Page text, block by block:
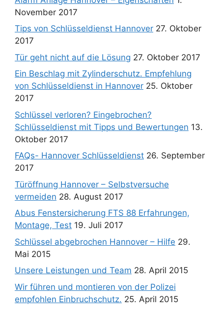
November 2017
Tips von Schlüsseldienst Hannover 27. Oktober
2017
Tür geht nicht auf die Lösung 27. Oktober 2017
Ein Beschlag mit Zylinderschutz. Empfehlung
von Schlüsseldienst in Hannover 25. Oktober
2017
Schlüssel verloren? Eingebrochen?
Schlüsseldienst mit Tipps und Bewertungen 13.
Oktober 2017
FAQs- Hannover Schlüsseldienst 26. September
2017
Türöffnung Hannover – Selbstversuche
vermeiden 28. August 2017
Abus Fenstersicherung FTS 88 Erfahrungen,
Montage, Test 19. Juli 2017
Schlüssel abgebrochen Hannover – Hilfe 29.
Mai 2015
Unsere Leistungen und Team 28. April 2015
Wir führen und montieren von der Polizei
empfohlen Einbruchschutz. 25. April 2015